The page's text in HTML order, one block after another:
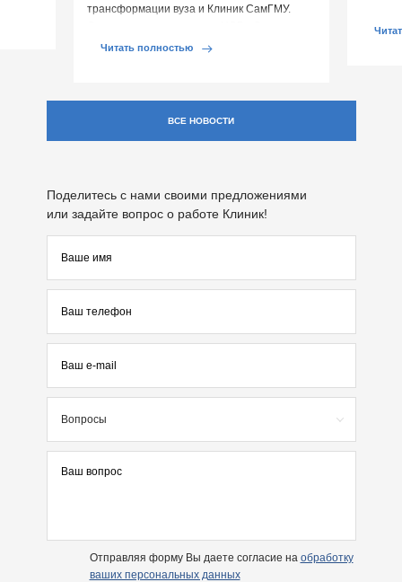
трансформации вуза и Клиник СамГМУ.
Запад», […]
Читать полностью
ВСЕ НОВОСТИ
Поделитесь с нами своими предложениями
или задайте вопрос о работе Клиник!
Вопросы
Отправляя форму Вы даете согласие на обработку
ваших персональных данных